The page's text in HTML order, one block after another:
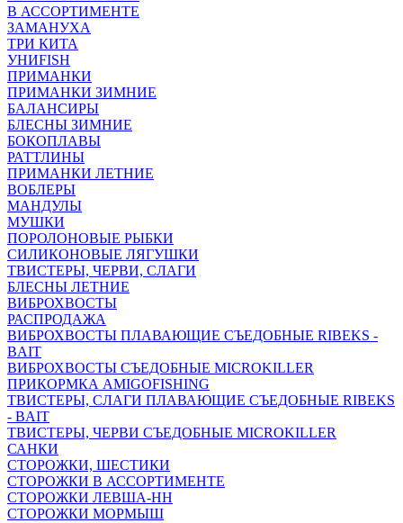
В АССОРТИМЕНТЕ
ЗАМАНУХА
ТРИ КИТА
УНИFISH
ПРИМАНКИ
ПРИМАНКИ ЗИМНИЕ
БАЛАНСИРЫ
БЛЕСНЫ ЗИМНИЕ
БОКОПЛАВЫ
РАТТЛИНЫ
ПРИМАНКИ ЛЕТНИЕ
ВОБЛЕРЫ
МАНДУЛЫ
МУШКИ
ПОРОЛОНОВЫЕ РЫБКИ
СИЛИКОНОВЫЕ ЛЯГУШКИ
ТВИСТЕРЫ, ЧЕРВИ, СЛАГИ
БЛЕСНЫ ЛЕТНИЕ
ВИБРОХВОСТЫ
РАСПРОДАЖА
ВИБРОХВОСТЫ ПЛАВАЮЩИЕ СЪЕДОБНЫЕ RIBEKS -
BAIT
ВИБРОХВОСТЫ СЪЕДОБНЫЕ MICROKILLER
ПРИКОРМКА AMIGOFISHING
ТВИСТЕРЫ, СЛАГИ ПЛАВАЮЩИЕ СЪЕДОБНЫЕ RIBEKS
- BAIT
ТВИСТЕРЫ, ЧЕРВИ СЪЕДОБНЫЕ MICROKILLER
САНКИ
СТОРОЖКИ, ШЕСТИКИ
СТОРОЖКИ В АССОРТИМЕНТЕ
СТОРОЖКИ ЛЕВША-НН
СТОРОЖКИ МОРМЫШ